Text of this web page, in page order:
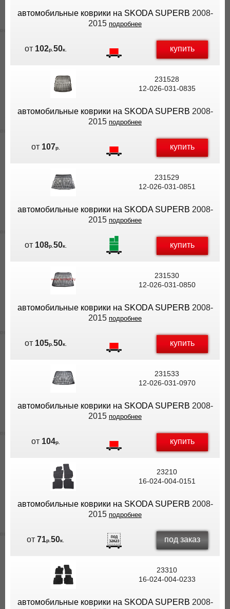
автомобильные коврики на SKODA SUPERB 2008-
2015 подробнее
от 102р. 50к. купить
231528
12-026-031-0835
автомобильные коврики на SKODA SUPERB 2008-
2015 подробнее
от 107р. купить
231529
12-026-031-0851
автомобильные коврики на SKODA SUPERB 2008-
2015 подробнее
от 108р. 50к. купить
231530
12-026-031-0850
автомобильные коврики на SKODA SUPERB 2008-
2015 подробнее
от 105р. 50к. купить
231533
12-026-031-0970
автомобильные коврики на SKODA SUPERB 2008-
2015 подробнее
от 104р. купить
23210
16-024-004-0151
автомобильные коврики на SKODA SUPERB 2008-
2015 подробнее
от71р.50к. под заказ
23310
16-024-004-0233
автомобильные коврики на SKODA SUPERB 2008-